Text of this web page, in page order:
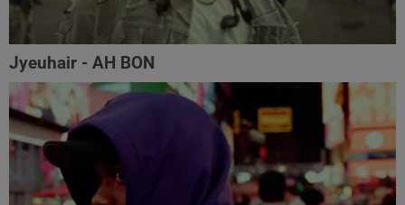
Jyeuhair - AH BON